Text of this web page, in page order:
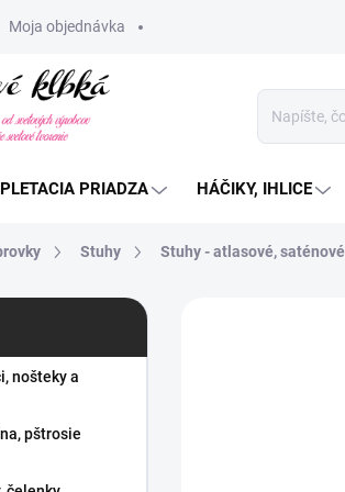
Moja objednávka
PLETACIA PRIADZA HÁČIKY, IHLICE
Stuhy Stuhy - atlasové, saténové
nošteky a
pštrosie